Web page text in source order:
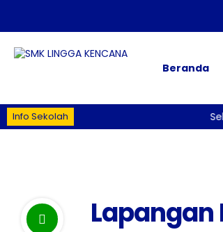
Beranda
Info Sekolah
Lapangan